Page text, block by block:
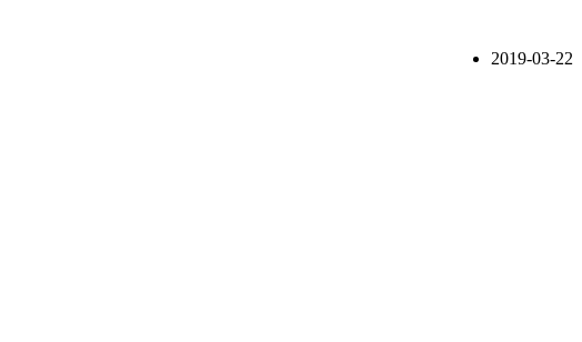
2019-03-22